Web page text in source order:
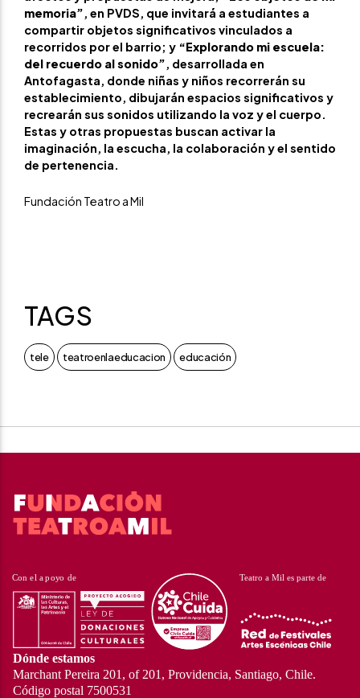
memoria”, en PVDS, que invitará a estudiantes a
compartir objetos significativos vinculados a
recorridos por el barrio; y “Explorando mi escuela:
del recuerdo al sonido”, desarrollada en
Antofagasta, donde niñas y niños recorrerán su
establecimiento, dibujarán espacios significativos y
recrearán sus sonidos utilizando la voz y el cuerpo.
Estas y otras propuestas buscan activar la
imaginación, la escucha, la colaboración y el sentido
de pertenencia.
Fundación Teatro a Mil
TAGS
tele teatroenlaeducacion educación
Dónde estamos
Marchant Pereira 201, of 201, Providencia, Santiago, Chile.
Código postal 7500531